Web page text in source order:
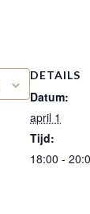
DETAILS
Datum:
april 1
Tijd:
18:00 -